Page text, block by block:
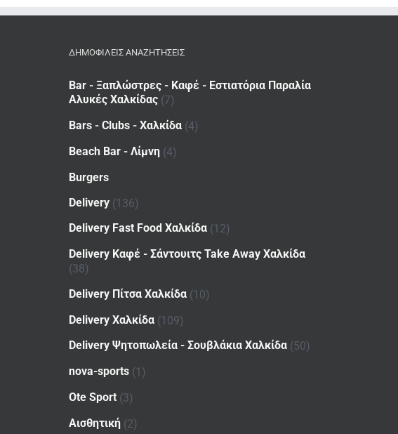
ΔΗΜΟΦΙΛΕΙΣ ΑΝΑΖΗΤΗΣΕΙΣ
Bar - Ξαπλώστρες - Καφέ - Εστιατόρια Παραλία
Αλυκές Χαλκίδας (7)
Bars - Clubs - Χαλκίδα (4)
Beach Bar - Λίμνη (4)
Burgers
Delivery (136)
Delivery Fast Food Χαλκίδα (12)
Delivery Καφέ - Σάντουιτς Take Away Χαλκίδα
(38)
Delivery Πίτσα Χαλκίδα (10)
Delivery Χαλκίδα (109)
Delivery Ψητοπωλεία - Σουβλάκια Χαλκίδα (50)
nova-sports (1)
Ote Sport (3)
Αισθητική (2)